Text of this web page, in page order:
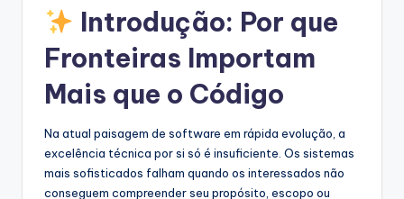
&
S
o
Introdução: Por que
Fronteiras Importam
Mais que o Código
Na atual paisagem de software em rápida evolução, a
excelência técnica por si só é insuficiente. Os sistemas
mais sofisticados falham quando os interessados não
conseguem compreender seu propósito, escopo ou